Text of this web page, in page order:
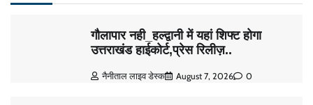
गौलापार नही_हल्द्वानी में यहां शिफ्ट होगा
उत्तराखंड हाईकोर्ट,प्रेस रिलीज़..
नैनीताल लाइव डेस्क August 7, 2026 0